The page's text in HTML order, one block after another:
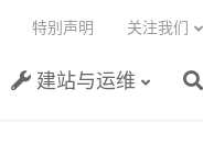
建站与运维
特别声明 关注我们